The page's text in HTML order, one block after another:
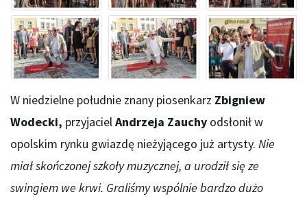
W niedzielne południe znany piosenkarz Zbigniew
Wodecki, przyjacielAndrzeja Zauchy odsłonił w
opolskim rynku gwiazdę nieżyjącego już artysty. Nie
miał skończonej szkoły muzycznej, a urodził się ze
swingiem we krwi. Graliśmy wspólnie bardzo dużo